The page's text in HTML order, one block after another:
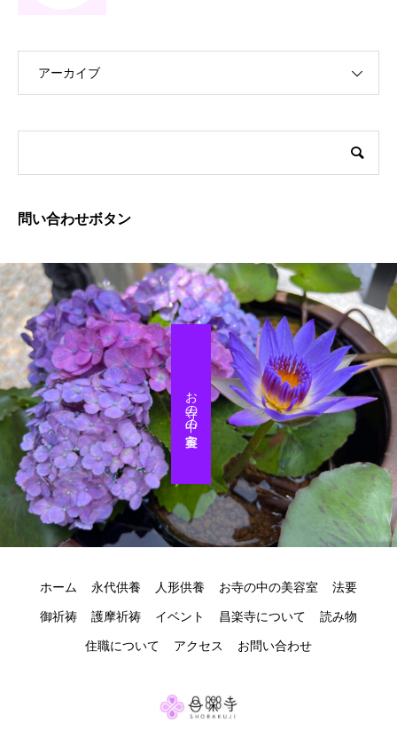
アーカイブ
問い合わせボタン
お寺の中の美容室
ホーム 永代供養 人形供養 お寺の中の美容室 法要
御祈祷 護摩祈祷 イベント 昌楽寺について 読み物
住職について アクセス お問い合わせ